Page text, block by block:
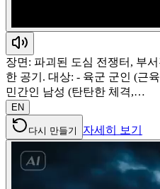
장면: 파괴된 도심 전쟁터, 부
한 공기. 대상: - 육군 군인 (근
민간인 남성 (탄탄한 체격,…
EN
다시 만들기 자세히 보기